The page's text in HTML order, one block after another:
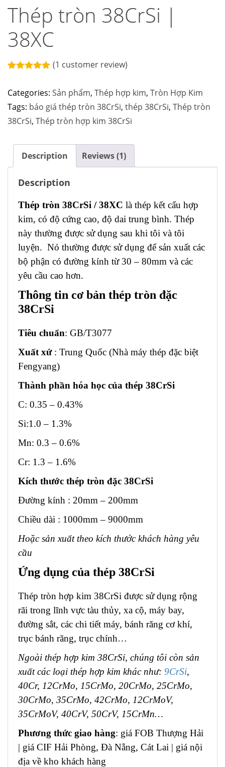
Thép tròn 38CrSi |
38XC
based on
rating
(1 customer review)
Categories: Sản phẩm, Thép hợp kim, Tròn Hợp Kim
Tags: báo giá thép tròn 38CrSi, thép 38CrSi, Thép tròn
38CrSi, Thép tròn hợp kim 38CrSi
Description Reviews (1)
Description
Thép tròn 38CrSi / 38XC là thép kết cấu hợp
kim, có độ cứng cao, độ dai trung bình. Thép
này thường được sử dụng sau khi tôi và tôi
luyện. Nó thường được sử dụng để sản xuất các
bộ phận có đường kính từ 30 – 80mm và các
yêu cầu cao hơn.
Thông tin cơ bản thép tròn đặc
38CrSi
Tiêu chuẩn: GB/T3077
Xuất xứ: Trung Quốc (Nhà máy thép đặc biệt
Fengyang)
Thành phần hóa học của thép 38CrSi
C: 0.35 – 0.43%
Si:1.0 – 1.3%
Mn: 0.3 – 0.6%
Cr: 1.3 – 1.6%
Kích thước thép tròn đặc 38CrSi
Đường kính : 20mm – 200mm
Chiều dài : 1000mm – 9000mm
Hoặc sản xuất theo kích thước khách hàng yêu
cầu
Ứng dụng của thép 38CrSi
Thép tròn hợp kim 38CrSi được sử dụng rộng
rãi trong lĩnh vực tàu thủy, xa cộ, máy bay,
đường sắt, các chi tiết máy, bánh răng cơ khí,
trục bánh răng, trục chính…
Ngoài thép hợp kim 38CrSi, chúng tôi còn sản
xuất các loại thép hợp kim khác như: 9CrSi,
40Cr, 12CrMo, 15CrMo, 20CrMo, 25CrMo,
30CrMo, 35CrMo, 42CrMo, 12CrMoV,
35CrMoV, 40CrV, 50CrV, 15CrMn…
Phương thức giao hàng: giá FOB Thượng Hải
| giá CIF Hải Phòng, Đà Nẵng, Cát Lai | giá nội
địa về kho khách hàng